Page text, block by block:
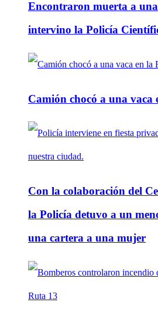
Encontraron muerta a una
intervino la Policía
Camión chocó a una vaca
Con la colaboración del
la Policía detuvo a un
una cartera a una mujer